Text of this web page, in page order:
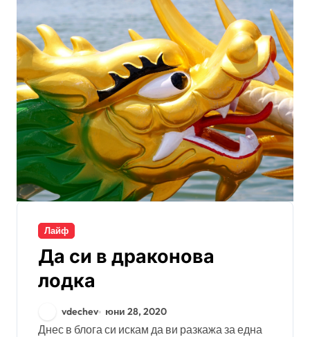
Лайф
Да си в драконова
лодка
vdechev юни 28, 2020
Днес в блога си искам да ви разкажа за една